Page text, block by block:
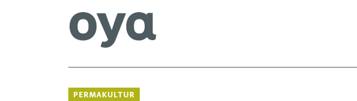
PERMAKULTUR